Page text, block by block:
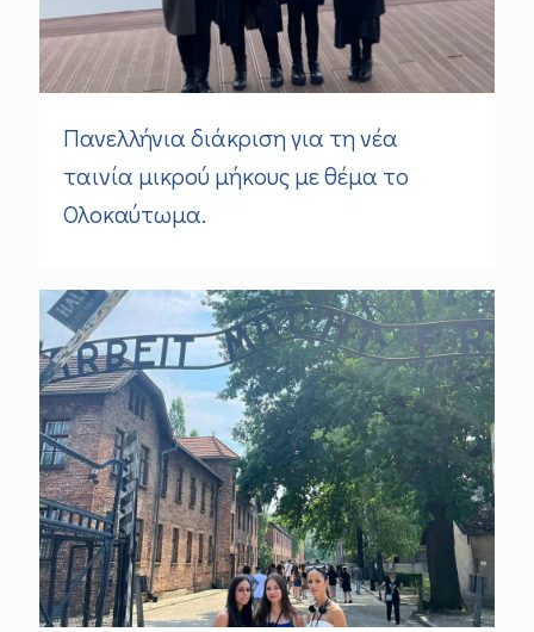
Πανελλήνια διάκριση για τη νέα
ταινία μικρού μήκους με θέμα το
Ολοκαύτωμα.